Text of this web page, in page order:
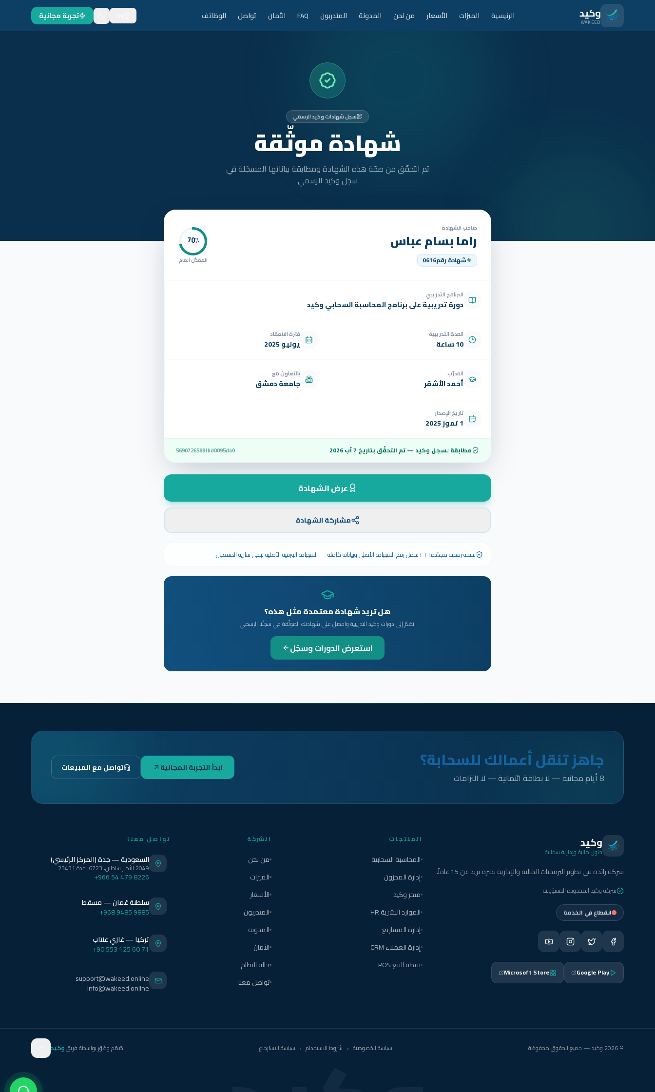
انتقل للمحتوى الرئيسيوكيد
WAKEED الرئيسية الميزات الأسعار من نحن المدونة المتدربون FAQ الأمان تواصل الوظائف تجربة مجانية
سجل شهادات وكيد الرسمي
شهادة موثّقة
تم التحقّق من صحّة هذه الشهادة ومطابقة بياناتها المسجّلة في
سجل وكيد الرسمي
صاحب الشهادة
راما بسام عباس
شهادة رقم0616
70٪
المعدّل العام
البرنامج التدريبي
دورة تدريبية على برنامج المحاسبة السحابي وكيد
المدة التدريبية
10 ساعة
فترة الانعقاد
يوليو 2025
المدرّب
أحمد الأشقر
بالتعاون مع
جامعة دمشق
تاريخ الإصدار
1 تموز 2025
مطابقة لسجل وكيد — تم التحقّق بتاريخ 7 آب 2026 5690726588fbd0095da0
عرض الشهادة
مشاركة الشهادة
نسخة رقمية مجدَّدة ٢٠٢٦ تحمل رقم الشهادة الأصلي وبياناته كاملة — الشهادة الورقية الأصلية تبقى سارية المفعول.
هل تريد شهادة معتمدة مثل هذه؟
انضمّ إلى دورات وكيد التدريبية واحصل على شهادتك الموثّقة في سجلّنا الرسمي
استعرض الدورات وسجّل
جاهز تنقل أعمالك للسحابة؟
8 أيام مجانية — لا بطاقة ائتمانية — لا التزامات
ابدأ التجربة المجانية تواصل مع المبيعات
وكيد
حلول مالية وإدارية سحابية
شركة رائدة في تطوير البرمجيات المالية والإدارية بخبرة تزيد عن 15 عاماً.
شركة وكيد المحدودة المسؤولية
انقطاع في الخدمة
Google Play
Microsoft Store
المنتجات
المحاسبة السحابية
إدارة المخزون
متجر وكيد
الموارد البشرية HR
إدارة المشاريع
إدارة العملاء CRM
نقطة البيع POS
الشركة
من نحن
الميزات
الأسعار
المتدربون
المدونة
الأمان
حالة النظام
تواصل معنا
تواصل معنا
السعودية — جدة (المركز الرئيسي)
2049 الأمير سلطان، 6723، جدة 23431
+966 54 479 8226
سلطنة عُمان — مسقط
+968 9485 9885
تركيا — غازي عنتاب
+90 553 125 60 71
support@wakeed.online
info@wakeed.online
© 2026 وكيد — جميع الحقوق محفوظة سياسة الخصوصية • شروط الاستخدام • سياسة الاسترجاع صُمّم وطُوّر بواسطة فريقوكيد